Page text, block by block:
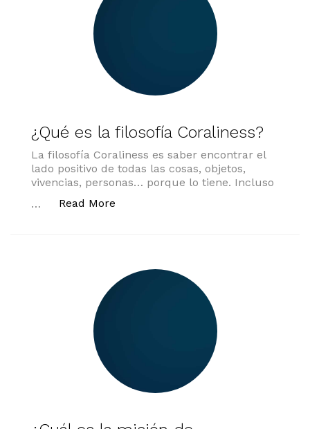
¿Qué es la filosofía Coraliness?
La filosofía Coraliness es saber encontrar el
lado positivo de todas las cosas, objetos,
vivencias, personas… porque lo tiene. Incluso
…
Read More